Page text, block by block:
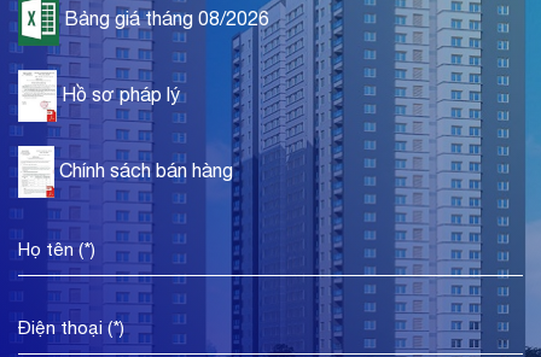
Bảng giá tháng 08/2026
Hồ sơ pháp lý
Chính sách bán hàng